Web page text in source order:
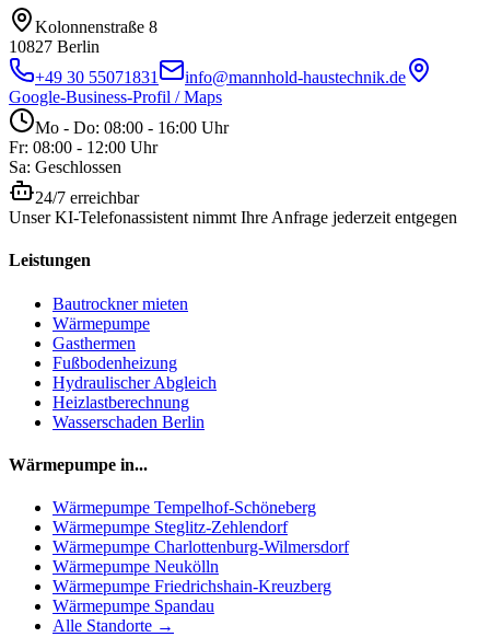
Kolonnenstraße 8
10827 Berlin
+49 30 55071831
info@mannhold-haustechnik.de
Google-Business-Profil / Maps
Mo - Do: 08:00 - 16:00 Uhr
Fr: 08:00 - 12:00 Uhr
Sa: Geschlossen
24/7 erreichbar
Unser KI-Telefonassistent nimmt Ihre Anfrage jederzeit entgegen
Leistungen
Bautrockner mieten
Wärmepumpe
Gasthermen
Fußbodenheizung
Hydraulischer Abgleich
Heizlastberechnung
Wasserschaden Berlin
Wärmepumpe in...
Wärmepumpe Tempelhof-Schöneberg
Wärmepumpe Steglitz-Zehlendorf
Wärmepumpe Charlottenburg-Wilmersdorf
Wärmepumpe Neukölln
Wärmepumpe Friedrichshain-Kreuzberg
Wärmepumpe Spandau
Alle Standorte →